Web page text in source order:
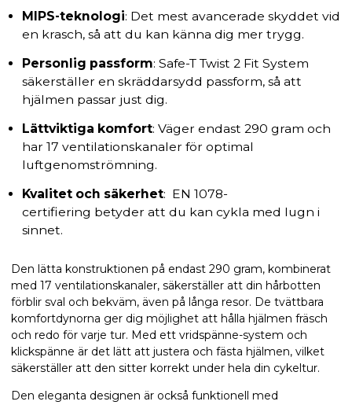
MIPS-teknologi: Det mest avancerade skyddet vid
en krasch, så att du kan känna dig mer trygg.
Personlig passform: Safe-T Twist 2 Fit System
säkerställer en skräddarsydd passform, så att
hjälmen passar just dig.
Lättviktiga komfort: Väger endast 290 gram och
har 17 ventilationskanaler för optimal
luftgenomströmning.
Kvalitet och säkerhet: EN 1078-
certifiering betyder att du kan cykla med lugn i
sinnet.
Den lätta konstruktionen på endast 290 gram, kombinerat
med 17 ventilationskanaler, säkerställer att din hårbotten
förblir sval och bekväm, även på långa resor. De tvättbara
komfortdynorna ger dig möjlighet att hålla hjälmen fräsch
och redo för varje tur. Med ett vridspänne-system och
klickspänne är det lätt att justera och fästa hjälmen, vilket
säkerställer att den sitter korrekt under hela din cykeltur.
Den eleganta designen är också funktionell med